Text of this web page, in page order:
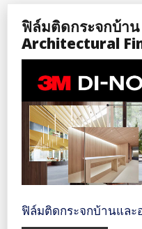
ฟิล์ม
ติด
กระจก
บ้าน
ราคา
ถูก
ที่สุด
3M
ฟิล์มติดกระจกบ้า
Architectural
ฟิล์มติดกระจกบ้านและ